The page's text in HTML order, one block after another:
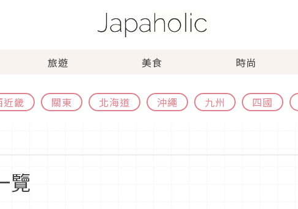
旅遊 美食 時尚
近畿 關東 北海道 沖繩 九州 四國
覽